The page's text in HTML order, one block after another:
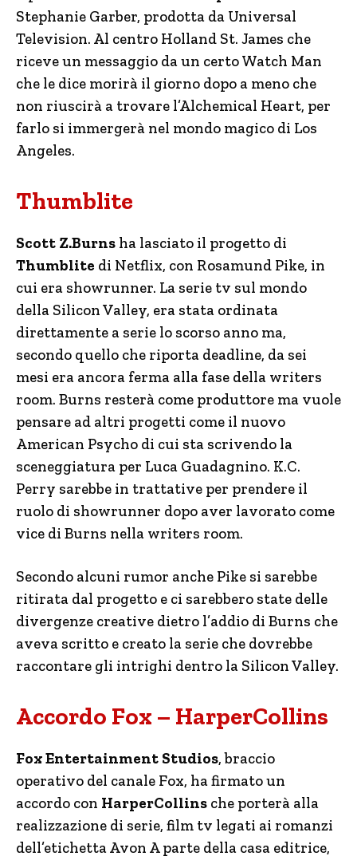
Stephanie Garber, prodotta da Universal
Television. Al centro Holland St. James che
riceve un messaggio da un certo Watch Man
che le dice morirà il giorno dopo a meno che
non riuscirà a trovare l’Alchemical Heart, per
farlo si immergerà nel mondo magico di Los
Angeles.
Thumblite
Scott Z.Burns ha lasciato il progetto di
Thumblite di Netflix, con Rosamund Pike, in
cui era showrunner. La serie tv sul mondo
della Silicon Valley, era stata ordinata
direttamente a serie lo scorso anno ma,
secondo quello che riporta deadline, da sei
mesi era ancora ferma alla fase della writers
room. Burns resterà come produttore ma vuole
pensare ad altri progetti come il nuovo
American Psycho di cui sta scrivendo la
sceneggiatura per Luca Guadagnino. K.C.
Perry sarebbe in trattative per prendere il
ruolo di showrunner dopo aver lavorato come
vice di Burns nella writers room.
Secondo alcuni rumor anche Pike si sarebbe
ritirata dal progetto e ci sarebbero state delle
divergenze creative dietro l’addio di Burns che
aveva scritto e creato la serie che dovrebbe
raccontare gli intrighi dentro la Silicon Valley.
Accordo Fox – HarperCollins
Fox Entertainment Studios, braccio
operativo del canale Fox, ha firmato un
accordo con HarperCollins che porterà alla
realizzazione di serie, film tv legati ai romanzi
dell’etichetta Avon A parte della casa editrice,